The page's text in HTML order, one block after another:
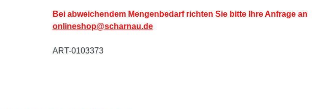
Bei abweichendem Mengenbedarf richten Sie bitte Ihre Anfrage an
onlineshop@scharnau.de
ART-0103373